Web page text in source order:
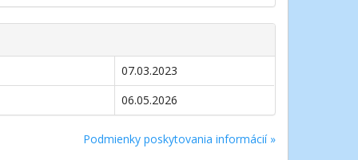
07.03.2023
06.05.2026
Podmienky poskytovania informácií »